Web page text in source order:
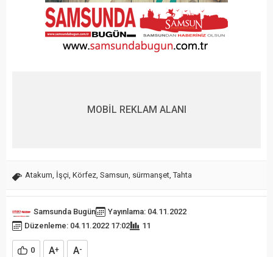
MOBİL REKLAM ALANI
Atakum İşçi Körfez Samsun sürmanşet ,Tahta
Samsunda Bugün
Yayınlama: 04.11.2022
Düzenleme: 04.11.2022 17:02
11
0 A+ A-